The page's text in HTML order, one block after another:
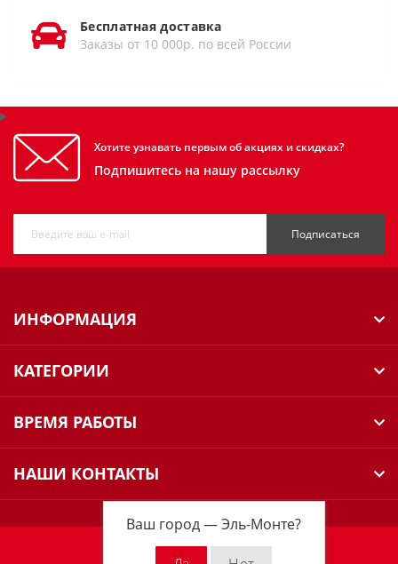
Ваш город —Эль-Монте?
Бесплатная доставка
Заказы от 10 000р. по всей России
Хотите узнавать первым об акциях и скидках?
Подпишитесь на нашу рассылку
Подписаться
ИНФОРМАЦИЯ
КАТЕГОРИИ
ВРЕМЯ РАБОТЫ
НАШИ КОНТАКТЫ